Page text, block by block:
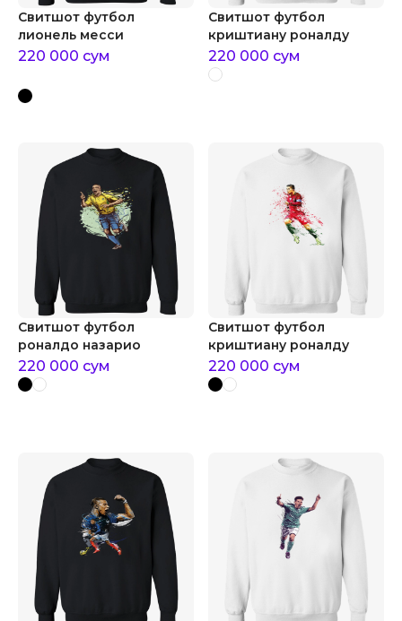
Свитшот футбол
лионель месси
220 000 сум
Свитшот футбол
криштиану роналду
220 000 сум
Свитшот футбол
роналдо назарио
220 000 сум
Свитшот футбол
криштиану роналду
220 000 сум